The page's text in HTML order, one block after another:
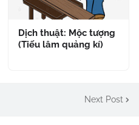
Dịch thuật: Mộc tượng
(Tiếu lâm quảng kí)
Next Post